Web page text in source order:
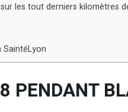
les tout derniers kilomètres
SaintéLyon
PENDANT